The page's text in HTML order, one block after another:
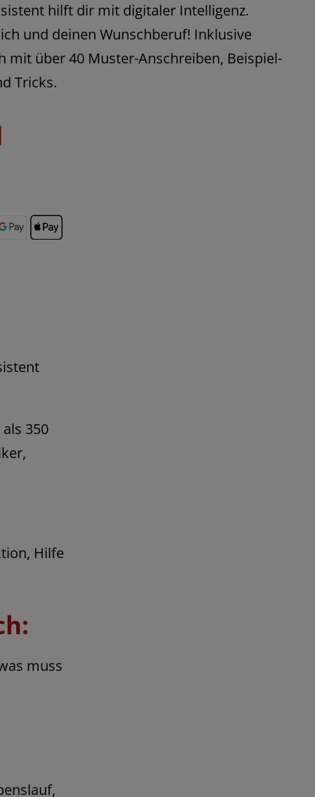
hilft dir mit digitaler Intelligenz.
und deinen Wunschberuf! Inklusive
mit über 40 Muster-Anschreiben, Beispiel-
Tricks.
350
Hilfe
muss